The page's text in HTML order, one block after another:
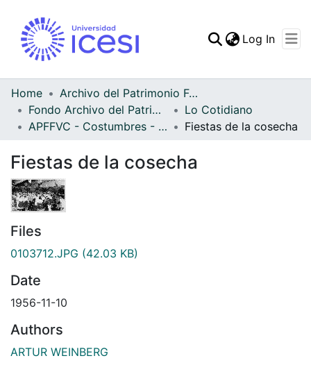
Statistics
Log In
Home
Archivo del Patrimonio Fotográfico y Fílmico del Valle del Cauca
Fondo Archivo del Patrimonio Fotográfico y Fílmico del Valle del Cauca
Lo Cotidiano
APFFVC - Costumbres - Patrimonial
Fiestas de la cosecha
Fiestas de la cosecha
Files
0103712.JPG (42.03 KB)
Date
1956-11-10
Authors
ARTUR WEINBERG